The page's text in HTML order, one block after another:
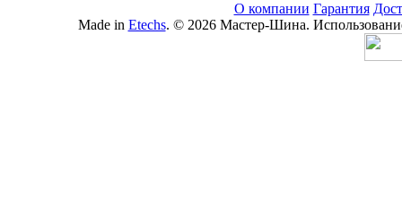
О компании Гарантия
Made in Etechs. © 2026 Мастер-Шина.